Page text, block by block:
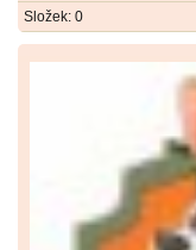
Složek: 0